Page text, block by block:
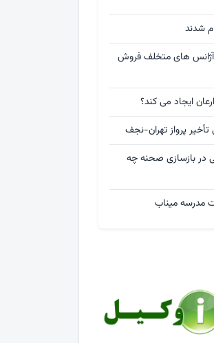
شدند
آژانس های متخلف فروش
ایجاد می کند؟
پرواز تهران-نجف
در بازسازی صحنه چه
مدرسه میناب